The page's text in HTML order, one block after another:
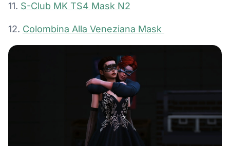
11. S-Club MK TS4 Mask N2
12. Colombina Alla Veneziana Mask